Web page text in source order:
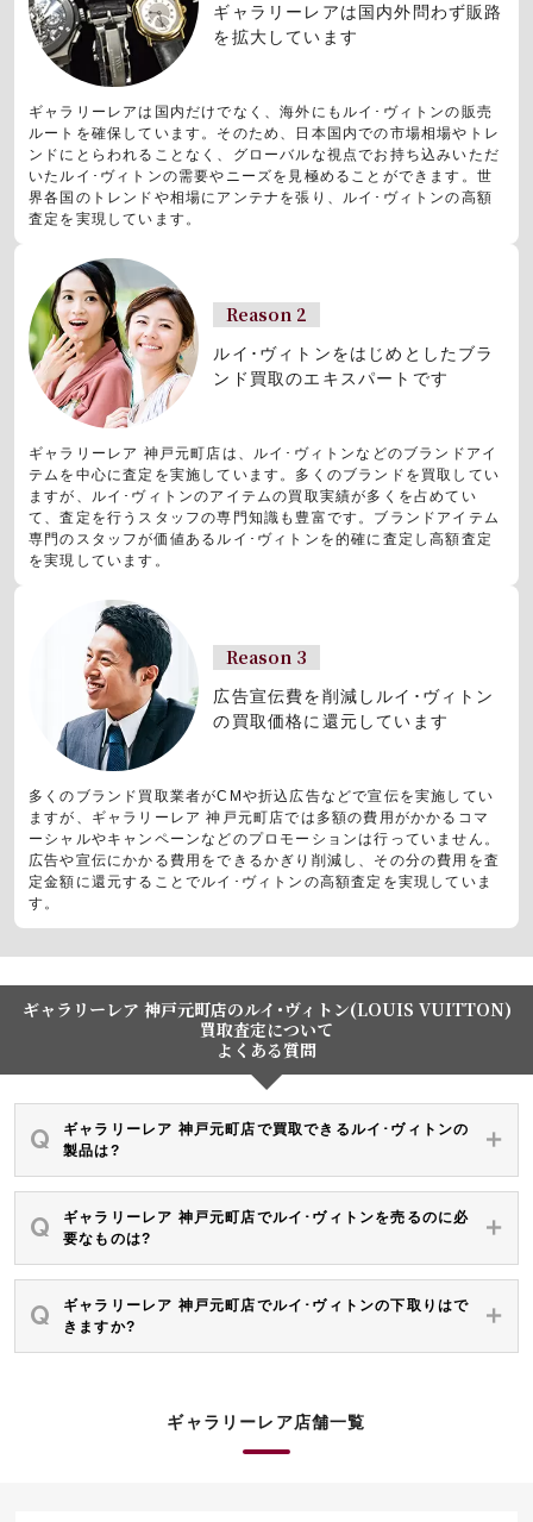
ギャラリーレアは国内外問わず販路
を拡大しています
ギャラリーレアは国内だけでなく、海外にもルイ･ヴィトンの販売
ルートを確保しています。そのため、日本国内での市場相場やトレ
ンドにとらわれることなく、グローバルな視点でお持ち込みいただ
いたルイ･ヴィトンの需要やニーズを見極めることができます。世
界各国のトレンドや相場にアンテナを張り、ルイ･ヴィトンの高額
査定を実現しています。
Reason 2
ルイ･ヴィトンをはじめとしたブラ
ンド買取のエキスパートです
ギャラリーレア 神戸元町店は、ルイ･ヴィトンなどのブランドアイ
テムを中心に査定を実施しています。多くのブランドを買取してい
ますが、ルイ･ヴィトンのアイテムの買取実績が多くを占めてい
て、査定を行うスタッフの専門知識も豊富です。ブランドアイテム
専門のスタッフが価値あるルイ･ヴィトンを的確に査定し高額査定
を実現しています。
Reason 3
広告宣伝費を削減しルイ･ヴィトン
の買取価格に還元しています
多くのブランド買取業者がCMや折込広告などで宣伝を実施してい
ますが、ギャラリーレア 神戸元町店では多額の費用がかかるコマ
ーシャルやキャンペーンなどのプロモーションは行っていません。
広告や宣伝にかかる費用をできるかぎり削減し、その分の費用を査
定金額に還元することでルイ･ヴィトンの高額査定を実現していま
す。
ギャラリーレア 神戸元町店のルイ･ヴィトン(LOUIS VUITTON)
買取査定について
よくある質問
ギャラリーレア 神戸元町店で買取できるルイ･ヴィトンの
製品は?
ギャラリーレア 神戸元町店でルイ･ヴィトンを売るのに必
要なものは?
ギャラリーレア 神戸元町店でルイ･ヴィトンの下取りはで
きますか?
ギャラリーレア店舗一覧